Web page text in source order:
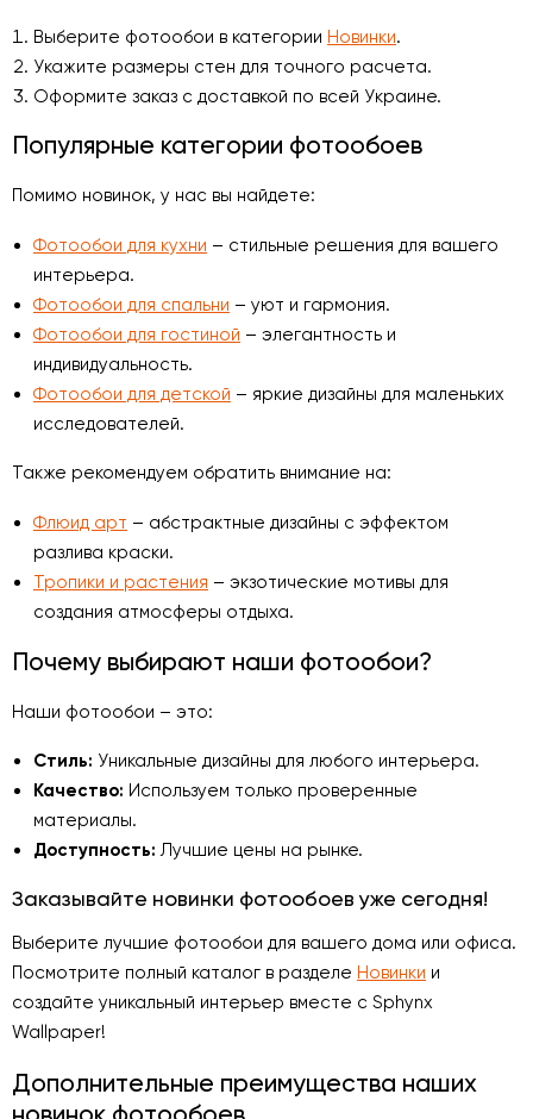
Выберите фотообои в категории Новинки.
Укажите размеры стен для точного расчета.
Оформите заказ с доставкой по всей Украине.
Популярные категории фотообоев
Помимо новинок, у нас вы найдете:
Фотообои для кухни – стильные решения для вашего
интерьера.
Фотообои для спальни – уют и гармония.
Фотообои для гостиной – элегантность и
индивидуальность.
Фотообои для детской – яркие дизайны для маленьких
исследователей.
Также рекомендуем обратить внимание на:
Флюид арт – абстрактные дизайны с эффектом
разлива краски.
Тропики и растения – экзотические мотивы для
создания атмосферы отдыха.
Почему выбирают наши фотообои?
Наши фотообои – это:
Стиль: Уникальные дизайны для любого интерьера.
Качество: Используем только проверенные
материалы.
Доступность: Лучшие цены на рынке.
Заказывайте новинки фотообоев уже сегодня!
Выберите лучшие фотообои для вашего дома или офиса.
Посмотрите полный каталог в разделе Новинки и
создайте уникальный интерьер вместе с Sphynx
Wallpaper!
Дополнительные преимущества наших